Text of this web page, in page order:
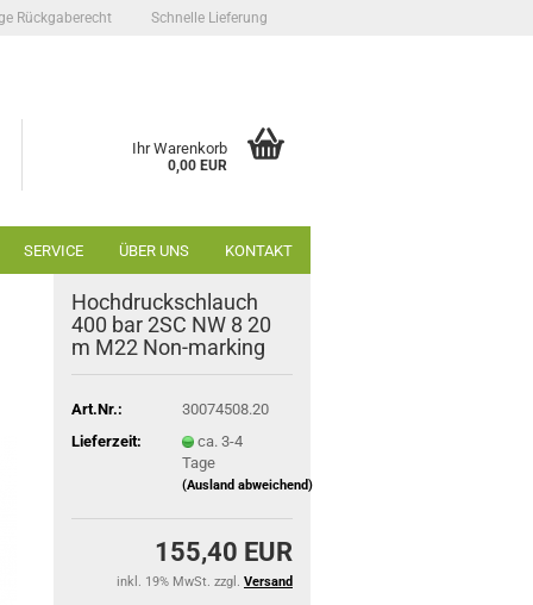
Rückgaberecht Schnelle Lieferung
Ihr Warenkorb
0,00 EUR
SERVICE ÜBER UNS KONTAKT
Hochdruckschlauch
400 bar 2SC NW 8 20
m M22 Non-marking
Art.Nr.:
30074508.20
Lieferzeit:
ca. 3-4
Tage
(Ausland abweichend)
155,40 EUR
inkl. 19% MwSt. zzgl. Versand